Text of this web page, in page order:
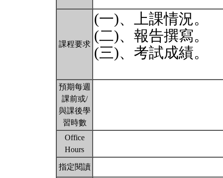
課程要求
(一)、上課情況。
(二)、報告撰寫。
(三)、考試成績。
預期每週
課前或/
與課後學
習時數
Office
Hours
指定閱讀